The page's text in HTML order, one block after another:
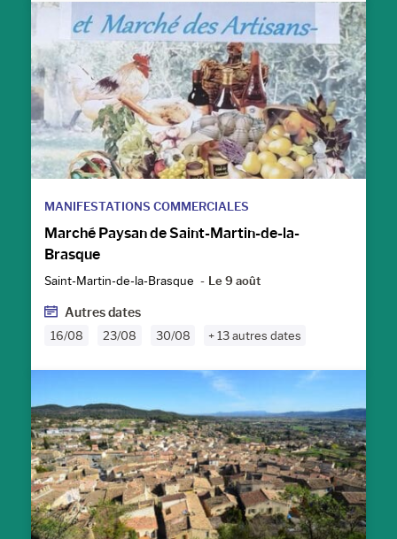
MANIFESTATIONS COMMERCIALES
Marché Paysan de Saint-Martin-de-la-
Brasque
Saint-Martin-de-la-Brasque Le 9 août
Autres dates
16/08 23/08 30/08 + 13 autres dates